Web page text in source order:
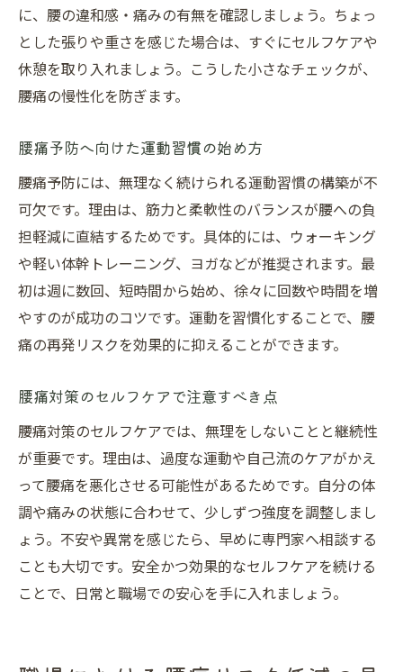
に、腰の違和感・痛みの有無を確認しましょう。ちょっ
とした張りや重さを感じた場合は、すぐにセルフケアや
休憩を取り入れましょう。こうした小さなチェックが、
腰痛の慢性化を防ぎます。
腰痛予防へ向けた運動習慣の始め方
腰痛予防には、無理なく続けられる運動習慣の構築が不
可欠です。理由は、筋力と柔軟性のバランスが腰への負
担軽減に直結するためです。具体的には、ウォーキング
や軽い体幹トレーニング、ヨガなどが推奨されます。最
初は週に数回、短時間から始め、徐々に回数や時間を増
やすのが成功のコツです。運動を習慣化することで、腰
痛の再発リスクを効果的に抑えることができます。
腰痛対策のセルフケアで注意すべき点
腰痛対策のセルフケアでは、無理をしないことと継続性
が重要です。理由は、過度な運動や自己流のケアがかえ
って腰痛を悪化させる可能性があるためです。自分の体
調や痛みの状態に合わせて、少しずつ強度を調整しまし
ょう。不安や異常を感じたら、早めに専門家へ相談する
ことも大切です。安全かつ効果的なセルフケアを続ける
ことで、日常と職場での安心を手に入れましょう。